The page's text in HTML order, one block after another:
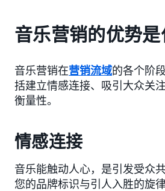
音乐营销的优势是
音乐营销在营销流域的各个阶
括建立情感连接、吸引大众关
衡量性。
情感连接
音乐能触动人心，是引发受众
您的品牌标识与引人入胜的旋